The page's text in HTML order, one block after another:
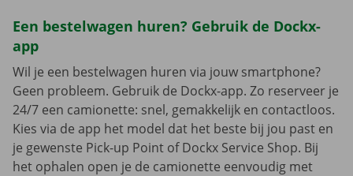
Een bestelwagen huren? Gebruik de Dockx-
app
Wil je een bestelwagen huren via jouw smartphone?
Geen probleem. Gebruik de Dockx-app. Zo reserveer je
24/7 een camionette: snel, gemakkelijk en contactloos.
Kies via de app het model dat het beste bij jou past en
je gewenste Pick-up Point of Dockx Service Shop. Bij
het ophalen open je de camionette eenvoudig met